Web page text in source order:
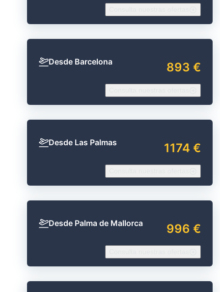
Desde Barcelona 893 €
Desde Las Palmas 1174 €
Desde Palma de Mallorca 996 €